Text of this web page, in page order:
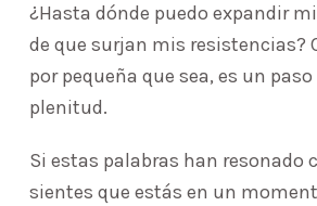
¿Hasta dónde puedo expandir
de que surjan mis resistencias?
por pequeña que sea, es un
plenitud.
Si estas palabras han resonado
sientes que estás en un